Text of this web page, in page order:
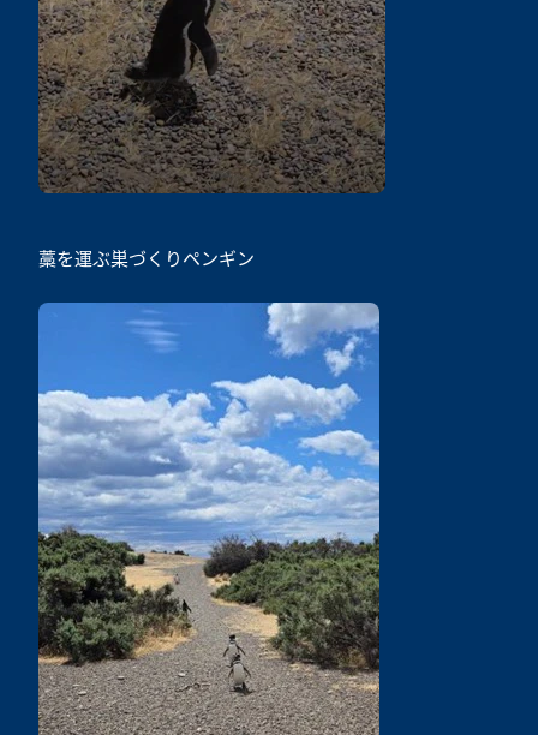
藁を運ぶ巣づくりペンギン